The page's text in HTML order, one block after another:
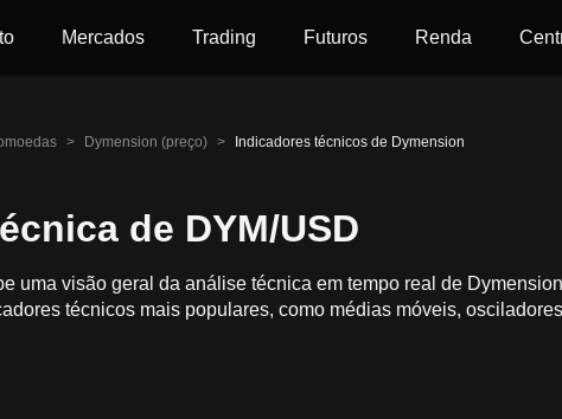
Mercados Trading Futuros Renda
> Dymension (preço) > Indicadores técnicos de Dymension
de DYM/USD
uma visão geral da análise técnica em tempo real de
técnicos mais populares, como médias móveis,